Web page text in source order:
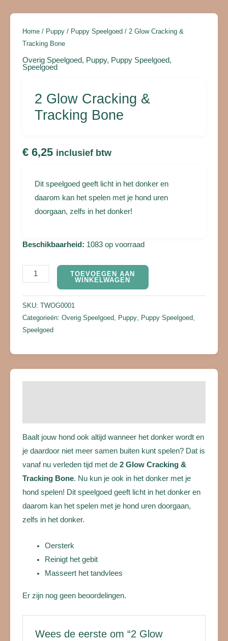
Home / Puppy / Puppy Speelgoed / 2 Glow Cracking &
Tracking Bone
Overig Speelgoed, Puppy, Puppy Speelgoed,
Speelgoed
2 Glow Cracking &
Tracking Bone
€ 6,25 inclusief btw
Dit speelgoed geeft licht in het donker en
daarom kan het spelen met je hond uren
doorgaan, zelfs in het donker!
Beschikbaarheid: 1083 op voorraad
TOEVOEGEN AAN
WINKELWAGEN
SKU: TWOG0001
Categorieën: Overig Speelgoed, Puppy, Puppy Speelgoed,
Speelgoed
Baalt jouw hond ook altijd wanneer het donker wordt en
je daardoor niet meer samen buiten kunt spelen? Dat is
vanaf nu verleden tijd met de 2 Glow Cracking &
Tracking Bone. Nu kun je ook in het donker met je
hond spelen! Dit speelgoed geeft licht in het donker en
daarom kan het spelen met je hond uren doorgaan,
zelfs in het donker.
Oersterk
Reinigt het gebit
Masseert het tandvlees
Er zijn nog geen beoordelingen.
Wees de eerste om “2 Glow